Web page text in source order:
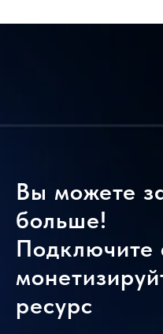
Вы можете
больше!
Подключите
ресурс